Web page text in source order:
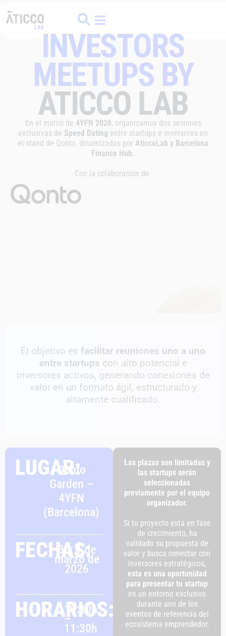
INVESTORS
MEETUPS BY
ATICCO LAB
En el marco de 4YFN 2026, organizamos dos sesiones
exclusivas de Speed Dating entre startups e inversores en
el stand de Qonto, dinamizadas por AticcoLab y Barcelona
Finance Hub.
Con la colaboración de
El objetivo es facilitar reuniones uno a uno
entre startups con alto potencial e
inversores activos, generando conexiones de
valor en un formato ágil, estructurado y
altamente cualificado.
LUGAR:
Qonto
Garden –
4YFN
(Barcelona)
FECHAS:
3 y 4 de
marzo de
2026
HORARIOS:
10:30h
–
11:30h
Las plazas son limitadas y
las startups serán
seleccionadas
previamente por el equipo
organizador.
Si tu proyecto está en fase
de crecimiento, ha
validado su propuesta de
valor y busca conectar con
inversores estratégicos,
esta es una oportunidad
para presentar tu startup
en un entorno exclusivo
durante uno de los
eventos de referencia del
ecosistema emprendedor.